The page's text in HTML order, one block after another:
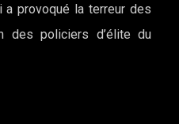
a provoqué la terreur des
des policiers d’élite du